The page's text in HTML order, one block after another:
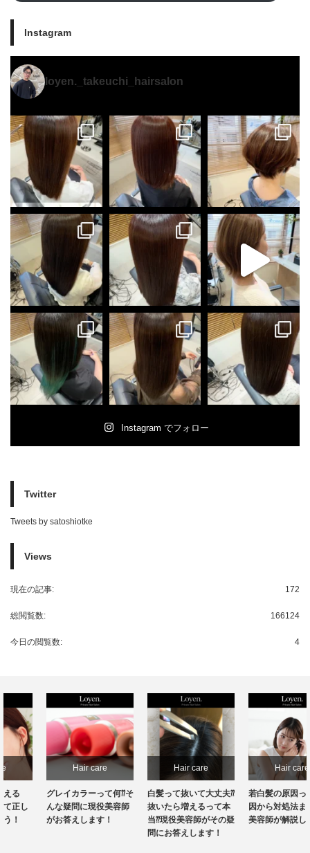
Instagram
loyen._takeuchi_hairsalon
Instagram でフォロー
Twitter
Tweets by satoshiotke
Views
172
現在の記事:
166124
総閲覧数:
4
今日の閲覧数:
グレイカラーって何⁇そ
んな疑問に現役美容師
がお答えします！
白髪って抜いて大丈夫⁇
抜いたら増えるって本
当⁇現役美容師がその疑
問にお答えします！
Hair care
若白髪の原因って？原
因から対処法まで現役
美容師が解説します！